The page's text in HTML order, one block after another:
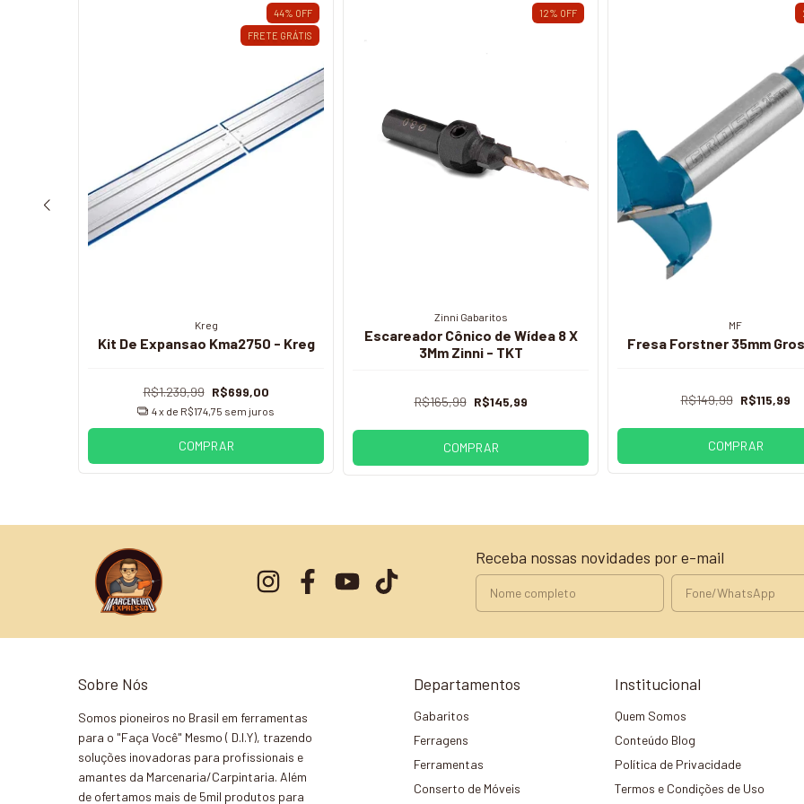
44% OFF
FRETE GRÁTIS
Kreg
Kit De Expansao Kma2750 - Kreg
R$1.239,99 R$699,00
4x de R$174,75 sem juros
COMPRAR
12% OFF
Zinni Gabaritos
Escareador Cônico de Wídea 8 X
3Mm Zinni - TKT
R$165,99 R$145,99
COMPRAR
MF
Fresa Forstner 35mm
R$149,99 R$115,99
COMPRAR
Receba nossas novidades por e-mail
Sobre Nós
Somos pioneiros no Brasil em ferramentas
para o "Faça Você" Mesmo ( D.I.Y), trazendo
soluções inovadoras para profissionais e
amantes da Marcenaria/Carpintaria. Além
de ofertamos mais de 5mil produtos para
Departamentos
Gabaritos
Ferragens
Ferramentas
Conserto de Móveis
Institucional
Quem Somos
Conteúdo Blog
Política de Privacidade
Termos e Condições de Uso